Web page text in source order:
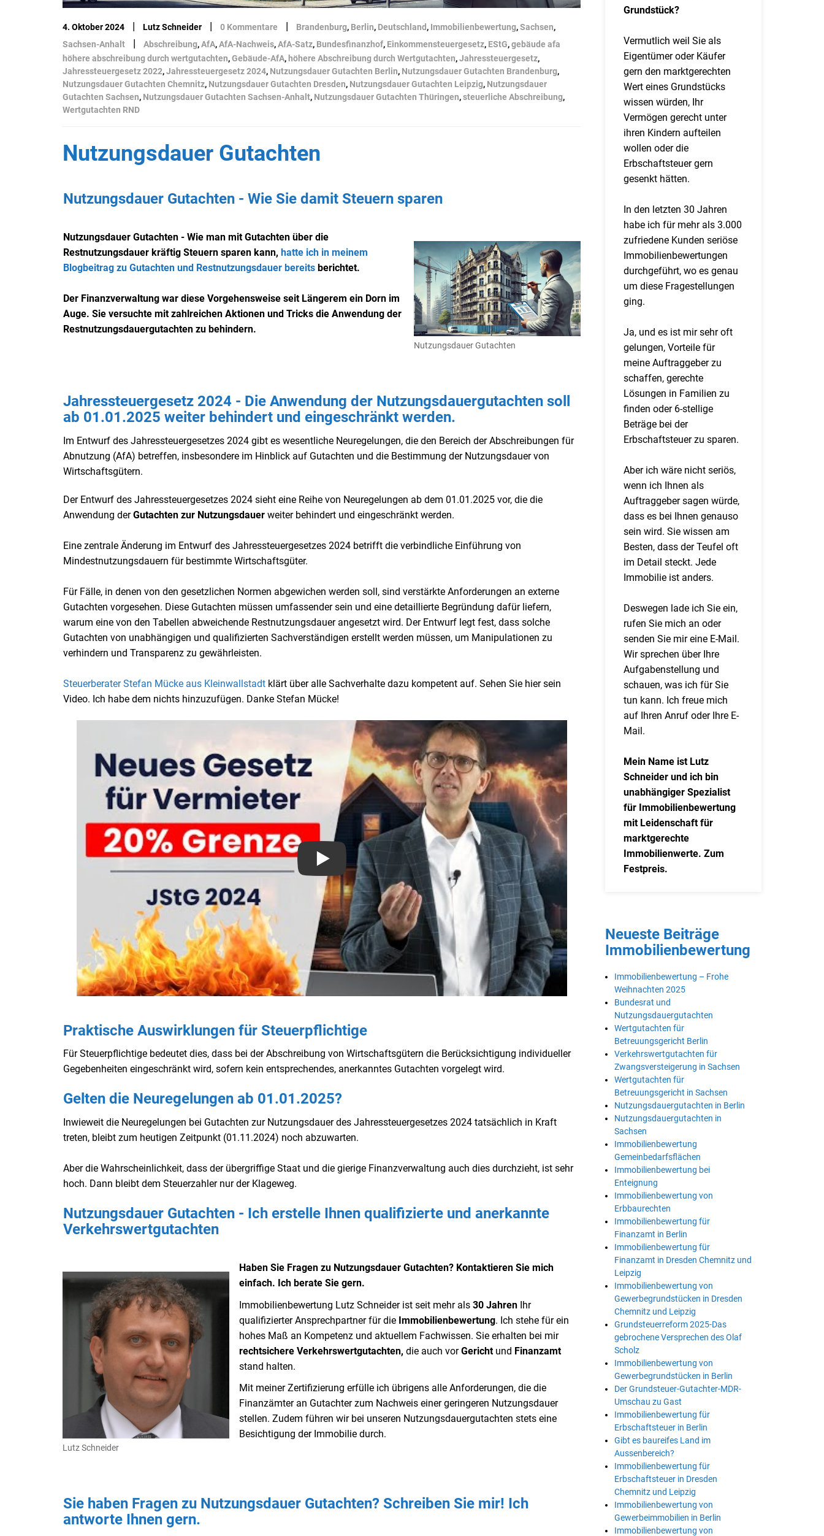
4. Oktober 2024 | Lutz Schneider | 0 Kommentare | Brandenburg, Berlin, Deutschland, Immobilienbewertung,Sachsen,
Sachsen-Anhalt
| Abschreibung,AfA,AfA-Nachweis,AfA-Satz, Bundesfinanzhof, Einkommensteuergesetz, EStG,gebäude afa
höhere abschreibung durch wertgutachten,Gebäude-AfA,höhere Abschreibung durch Wertgutachten,Jahressteuergesetz,
Jahressteuergesetz 2022,Jahressteuergesetz 2024, Nutzungsdauer Gutachten Berlin, Nutzungsdauer Gutachten Brandenburg,
Nutzungsdauer Gutachten Chemnitz, Nutzungsdauer Gutachten Dresden, Nutzungsdauer Gutachten Leipzig, Nutzungsdauer
Gutachten Sachsen, Nutzungsdauer Gutachten Sachsen-Anhalt, Nutzungsdauer Gutachten Thüringen,steuerliche Abschreibung,
Wertgutachten RND
Nutzungsdauer Gutachten
Nutzungsdauer Gutachten - Wie Sie damit Steuern sparen
Nutzungsdauer Gutachten - Wie man mit Gutachten über die
Restnutzungsdauer kräftig Steuern sparen kann, hatte ich in meinem
Blogbeitrag zu Gutachten und Restnutzungsdauer bereits berichtet.
Der Finanzverwaltung war diese Vorgehensweise seit Längerem ein Dorn im
Auge. Sie versuchte mit zahlreichen Aktionen und Tricks die Anwendung der
Restnutzungsdauergutachten zu behindern.
Nutzungsdauer Gutachten
Jahressteuergesetz 2024 - Die Anwendung der Nutzungsdauergutachten soll
ab 01.01.2025 weiter behindert und eingeschränkt werden.
Im Entwurf des Jahressteuergesetzes 2024 gibt es wesentliche Neuregelungen, die den Bereich der Abschreibungen für
Abnutzung (AfA) betreffen, insbesondere im Hinblick auf Gutachten und die Bestimmung der Nutzungsdauer von
Wirtschaftsgütern.
Der Entwurf des Jahressteuergesetzes 2024 sieht eine Reihe von Neuregelungen ab dem 01.01.2025 vor, die die
Anwendung derGutachten zur Nutzungsdauer weiter behindert und eingeschränkt werden.
Eine zentrale Änderung im Entwurf des Jahressteuergesetzes 2024 betrifft die verbindliche Einführung von
Mindestnutzungsdauern für bestimmte Wirtschaftsgüter.
Für Fälle, in denen von den gesetzlichen Normen abgewichen werden soll, sind verstärkte Anforderungen an externe
Gutachten vorgesehen. Diese Gutachten müssen umfassender sein und eine detaillierte Begründung dafür liefern,
warum eine von den Tabellen abweichende Restnutzungsdauer angesetzt wird. Der Entwurf legt fest, dass solche
Gutachten von unabhängigen und qualifizierten Sachverständigen erstellt werden müssen, um Manipulationen zu
verhindern und Transparenz zu gewährleisten.
Steuerberater Stefan Mücke aus Kleinwallstadt klärt über alle Sachverhalte dazu kompetent auf. Sehen Sie hier sein
Video. Ich habe dem nichts hinzuzufügen. Danke Stefan Mücke!
Praktische Auswirklungen für Steuerpflichtige
Für Steuerpflichtige bedeutet dies, dass bei der Abschreibung von Wirtschaftsgütern die Berücksichtigung individueller
Gegebenheiten eingeschränkt wird, sofern kein entsprechendes, anerkanntes Gutachten vorgelegt wird.
Gelten die Neuregelungen ab 01.01.2025?
Inwieweit die Neuregelungen bei Gutachten zur Nutzungsdauer des Jahressteuergesetzes 2024 tatsächlich in Kraft
treten, bleibt zum heutigen Zeitpunkt (01.11.2024) noch abzuwarten.
Aber die Wahrscheinlichkeit, dass der übergriffige Staat und die gierige Finanzverwaltung auch dies durchzieht, ist sehr
hoch. Dann bleibt dem Steuerzahler nur der Klageweg.
Nutzungsdauer Gutachten - Ich erstelle Ihnen qualifizierte und anerkannte
Verkehrswertgutachten
Lutz Schneider
Haben Sie Fragen zu Nutzungsdauer Gutachten? Kontaktieren Sie mich
einfach. Ich berate Sie gern.
Immobilienbewertung Lutz Schneider ist seit mehr als 30 JahrenIhr
qualifizierter Ansprechpartner für die Immobilienbewertung. Ich stehe für ein
hohes Maß an Kompetenz und aktuellem Fachwissen. Sie erhalten bei mir
rechtsichere Verkehrswertgutachten, die auch vorGerichtund Finanzamt
stand halten.
Mit meiner Zertifizierung erfülle ich übrigens alle Anforderungen, die die
Finanzämter an Gutachter zum Nachweis einer geringeren Nutzungsdauer
stellen. Zudem führen wir bei unseren Nutzungsdauergutachten stets eine
Besichtigung der Immobilie durch.
Sie haben Fragen zu Nutzungsdauer Gutachten? Schreiben Sie mir! Ich
antworte Ihnen gern.
Grundstück?
Vermutlich weil Sie als
Eigentümer oder Käufer
gern den marktgerechten
Wert eines Grundstücks
wissen würden, Ihr
Vermögen gerecht unter
ihren Kindern aufteilen
wollen oder die
Erbschaftsteuer gern
gesenkt hätten.
In den letzten 30 Jahren
habe ich für mehr als 3.000
zufriedene Kunden seriöse
Immobilienbewertungen
durchgeführt, wo es genau
um diese Fragestellungen
ging.
Ja, und es ist mir sehr oft
gelungen, Vorteile für
meine Auftraggeber zu
schaffen, gerechte
Lösungen in Familien zu
finden oder 6-stellige
Beträge bei der
Erbschaftsteuer zu sparen.
Aber ich wäre nicht seriös,
wenn ich Ihnen als
Auftraggeber sagen würde,
dass es bei Ihnen genauso
sein wird. Sie wissen am
Besten, dass der Teufel oft
im Detail steckt. Jede
Immobilie ist anders.
Deswegen lade ich Sie ein,
rufen Sie mich an oder
senden Sie mir eine E-Mail.
Wir sprechen über Ihre
Aufgabenstellung und
schauen, was ich für Sie
tun kann. Ich freue mich
auf Ihren Anruf oder Ihre E-
Mail.
Mein Name ist Lutz
Schneider und ich bin
unabhängiger Spezialist
für Immobilienbewertung
mit Leidenschaft für
marktgerechte
Immobilienwerte. Zum
Festpreis.
Neueste Beiträge
Immobilienbewertung
Immobilienbewertung – Frohe
Weihnachten 2025
Bundesrat und
Nutzungsdauergutachten
Wertgutachten für
Betreuungsgericht Berlin
Verkehrswertgutachten für
Zwangsversteigerung in Sachsen
Wertgutachten für
Betreuungsgericht in Sachsen
Nutzungsdauergutachten in Berlin
Nutzungsdauergutachten in
Sachsen
Immobilienbewertung
Gemeinbedarfsflächen
Immobilienbewertung bei
Enteignung
Immobilienbewertung von
Erbbaurechten
Immobilienbewertung für
Finanzamt in Berlin
Immobilienbewertung für
Finanzamt in Dresden Chemnitz und
Leipzig
Immobilienbewertung von
Gewerbegrundstücken in Dresden
Chemnitz und Leipzig
Grundsteuerreform 2025-Das
gebrochene Versprechen des Olaf
Scholz
Immobilienbewertung von
Gewerbegrundstücken in Berlin
Der Grundsteuer-Gutachter-MDR-
Umschau zu Gast
Immobilienbewertung für
Erbschaftsteuer in Berlin
Gibt es baureifes Land im
Aussenbereich?
Immobilienbewertung für
Erbschaftsteuer in Dresden
Chemnitz und Leipzig
Immobilienbewertung von
Gewerbeimmobilien in Berlin
Immobilienbewertung von